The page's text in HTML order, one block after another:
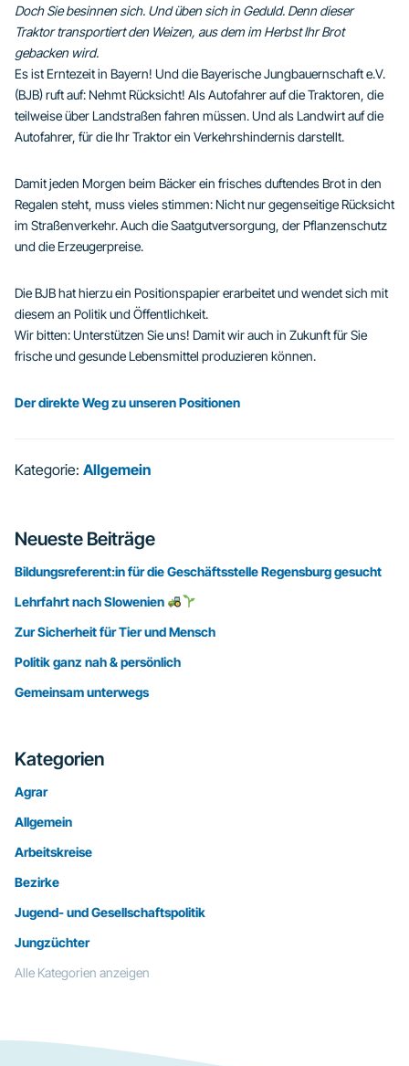
Doch Sie besinnen sich. Und üben sich in Geduld. Denn dieser
Traktor transportiert den Weizen, aus dem im Herbst Ihr Brot
gebacken wird.
Es ist Erntezeit in Bayern! Und die Bayerische Jungbauernschaft e.V.
(BJB) ruft auf: Nehmt Rücksicht! Als Autofahrer auf die Traktoren, die
teilweise über Landstraßen fahren müssen. Und als Landwirt auf die
Autofahrer, für die Ihr Traktor ein Verkehrshindernis darstellt.
Damit jeden Morgen beim Bäcker ein frisches duftendes Brot in den
Regalen steht, muss vieles stimmen: Nicht nur gegenseitige Rücksicht
im Straßenverkehr. Auch die Saatgutversorgung, der Pflanzenschutz
und die Erzeugerpreise.
Die BJB hat hierzu ein Positionspapier erarbeitet und wendet sich mit
diesem an Politik und Öffentlichkeit.
Wir bitten: Unterstützen Sie uns! Damit wir auch in Zukunft für Sie
frische und gesunde Lebensmittel produzieren können.
Der direkte Weg zu unseren Positionen
Kategorie: Allgemein
Seitenspalte
Neueste Beiträge
Bildungsreferent:in für die Geschäftsstelle Regensburg gesucht
Lehrfahrt nach Slowenien
Zur Sicherheit für Tier und Mensch
Politik ganz nah & persönlich
Gemeinsam unterwegs
Kategorien
Agrar
Allgemein
Arbeitskreise
Bezirke
Jugend- und Gesellschaftspolitik
Jungzüchter
Alle Kategorien anzeigen